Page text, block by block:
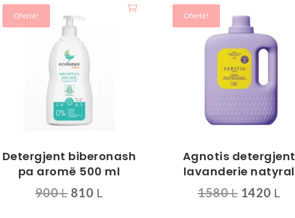
Ofertë!
Detergjent biberonash
pa aromë 500 ml
900L Çmimi
810 L
Ofertë!
Agnotis detergjent
lavanderie natyral
1580L Çmimi
1420 L